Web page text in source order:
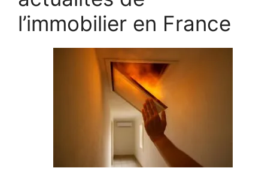
l’immobilier en France